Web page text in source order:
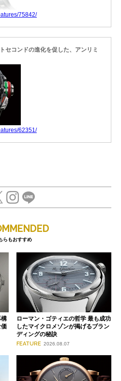
75842/
セコンドの進化を促した、アンリミ
62351/
らもおすすめ
ローマン・ゴティエの哲学 最も成功
したマイクロメゾンが掲げるブラン
ディングの秘訣
FEATURE 2026.08.07